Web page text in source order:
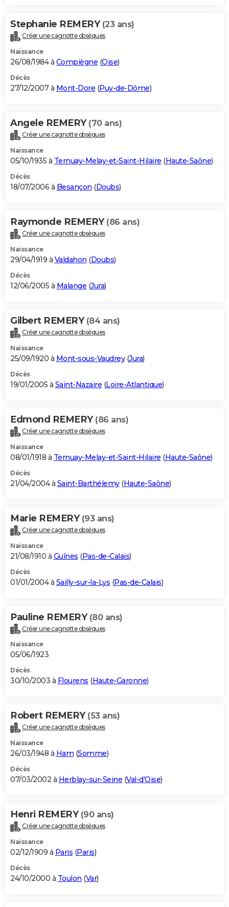
Stephanie REMERY (23 ans)
Créer une cagnotte obsèques
Naissance
26/08/1984 à Compiègne (Oise)
Décès
27/12/2007 à Mont-Dore (Puy-de-Dôme)
Angele REMERY (70 ans)
Créer une cagnotte obsèques
Naissance
05/10/1935 à Ternuay-Melay-et-Saint-Hilaire (Haute-Saône)
Décès
18/07/2006 à Besançon (Doubs)
Raymonde REMERY (86 ans)
Créer une cagnotte obsèques
Naissance
29/04/1919 à Valdahon (Doubs)
Décès
12/06/2005 à Malange (Jura)
Gilbert REMERY (84 ans)
Créer une cagnotte obsèques
Naissance
25/09/1920 à Mont-sous-Vaudrey(Jura)
Décès
19/01/2005 à Saint-Nazaire (Loire-Atlantique)
Edmond REMERY (86 ans)
Créer une cagnotte obsèques
Naissance
08/01/1918 à Ternuay-Melay-et-Saint-Hilaire (Haute-Saône)
Décès
21/04/2004 à Saint-Barthélemy(Haute-Saône)
Marie REMERY (93 ans)
Créer une cagnotte obsèques
Naissance
21/08/1910 à Guînes (Pas-de-Calais)
Décès
01/01/2004 à Sailly-sur-la-Lys (Pas-de-Calais)
Pauline REMERY (80 ans)
Créer une cagnotte obsèques
Naissance
05/06/1923
Décès
30/10/2003 à Flourens (Haute-Garonne)
Robert REMERY (53 ans)
Créer une cagnotte obsèques
Naissance
26/03/1948 à Ham (Somme)
Décès
07/03/2002 à Herblay-sur-Seine (Val-d'Oise)
Henri REMERY (90 ans)
Créer une cagnotte obsèques
Naissance
02/12/1909 à Paris (Paris)
Décès
24/10/2000 à Toulon (Var)